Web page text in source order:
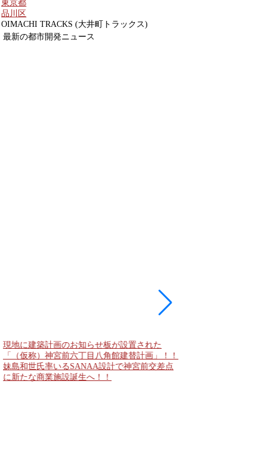
東京都
品川区
OIMACHI TRACKS (大井町トラックス)
最新の都市開発ニュース
現地に建築計画のお知らせ板が設置された
「（仮称）神宮前六丁目八角館建替計画」！！
妹島和世氏率いるSANAA設計で神宮前交差点
に新たな商業施設誕生へ！！